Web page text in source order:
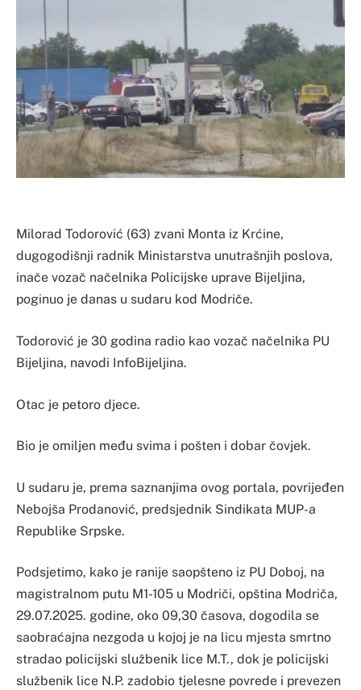
Milorad Todorović (63) zvani Monta iz Krćine,
dugogodišnji radnik Ministarstva unutrašnjih poslova,
inače vozač načelnika Policijske uprave Bijeljina,
poginuo je danas u sudaru kod Modriče.
Todorović je 30 godina radio kao vozač načelnika PU
Bijeljina, navodi InfoBijeljina.
Otac je petoro djece.
Bio je omiljen među svima i pošten i dobar čovjek.
U sudaru je, prema saznanjima ovog portala, povrijeđen
Nebojša Prodanović, predsjednik Sindikata MUP-a
Republike Srpske.
Podsjetimo, kako je ranije saopšteno iz PU Doboj, na
magistralnom putu M1-105 u Modriči, opština Modriča,
29.07.2025. godine, oko 09,30 časova, dogodila se
saobraćajna nezgoda u kojoj je na licu mjesta smrtno
stradao policijski službenik lice M.T., dok je policijski
službenik lice N.P. zadobio tjelesne povrede i prevezen